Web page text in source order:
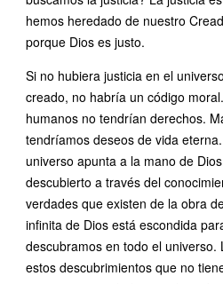
hemos heredado de nuestro
porque Dios es justo.
Si no hubiera justicia en el
creado, no habría un código
humanos no tendrían derechos.
tendríamos deseos de vida
universo apunta a la mano de
descubierto a través del
verdades que existen de la obra
infinita de Dios está escondida
descubramos en todo el universo.
estos descubrimientos que no